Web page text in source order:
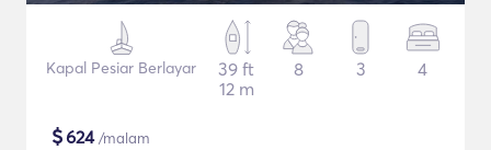
Kapal Pesiar Berlayar
39 ft
12 m
8 3 4
$624/malam